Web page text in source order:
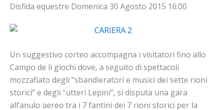
Disfida equestre Domenica 30 Agosto 2015 16:00
Un suggestivo corteo accompagna i visitatori fino allo
Campo de li giochi dove, a seguito di spettacoli
mozzafiato degli “sbandieratori e musici dei sette rioni
storici” e degli “utteri Lepini”, si disputa una gara
all’anulo aereo tra i 7 fantini dei 7 rioni storici per la